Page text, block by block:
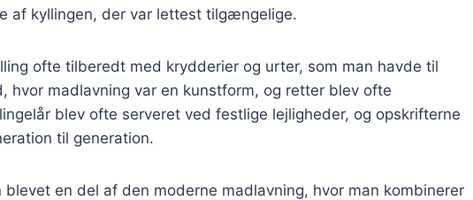
af kyllingen, der var lettest tilgængelige.
ofte tilberedt med krydderier og urter, som man havde til
hvor madlavning var en kunstform, og retter blev ofte
blev ofte serveret ved festlige lejligheder, og opskrifterne
til generation.
blevet en del af den moderne madlavning, hvor man kombinerer